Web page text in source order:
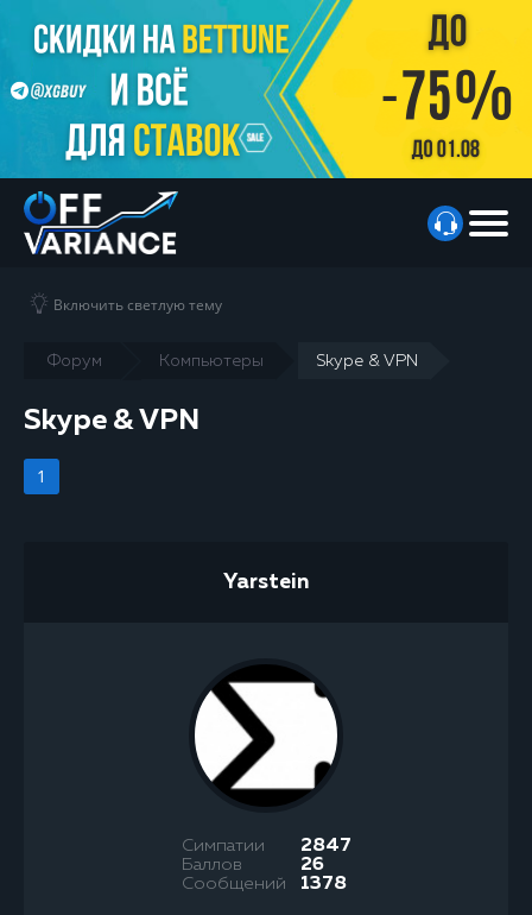
Форум Компьютеры Skype & VPN
Включить светлую тему
Skype & VPN
1
Yarstein
Симпатии 2847
Баллов 26
Сообщений 1378